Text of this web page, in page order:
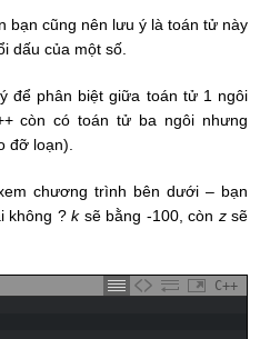
bạn cũng nên lưu ý là toán tử này
dấu của một số.
để phân biệt giữa toán tử 1 ngôi
còn có toán tử ba ngôi nhưng
đỡ loạn).
chương trình bên dưới – bạn
không ?ksẽ bằng -100, còn zsẽ
C++